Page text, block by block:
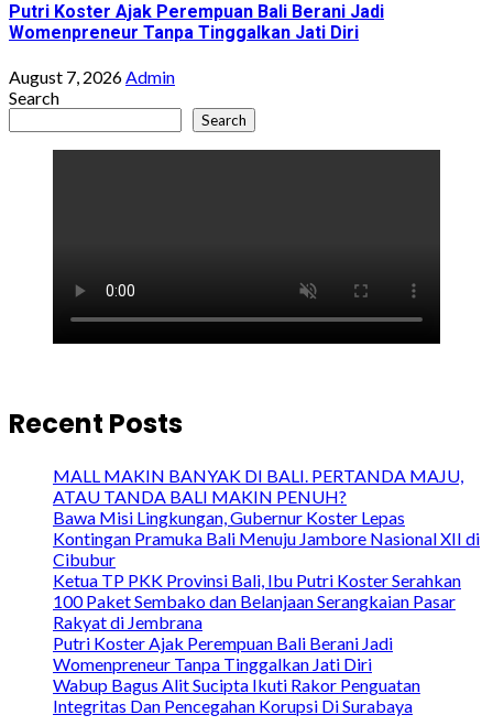
Putri Koster Ajak Perempuan Bali Berani Jadi
Womenpreneur Tanpa Tinggalkan Jati Diri
August 7, 2026Admin
Search
Search
Recent Posts
MALL MAKIN BANYAK DI BALI. PERTANDA MAJU,
ATAU TANDA BALI MAKIN PENUH?
Bawa Misi Lingkungan, Gubernur Koster Lepas
Kontingan Pramuka Bali Menuju Jambore Nasional XII di
Cibubur
Ketua TP PKK Provinsi Bali, Ibu Putri Koster Serahkan
100 Paket Sembako dan Belanjaan Serangkaian Pasar
Rakyat di Jembrana
Putri Koster Ajak Perempuan Bali Berani Jadi
Womenpreneur Tanpa Tinggalkan Jati Diri
Wabup Bagus Alit Sucipta Ikuti Rakor Penguatan
Integritas Dan Pencegahan Korupsi Di Surabaya